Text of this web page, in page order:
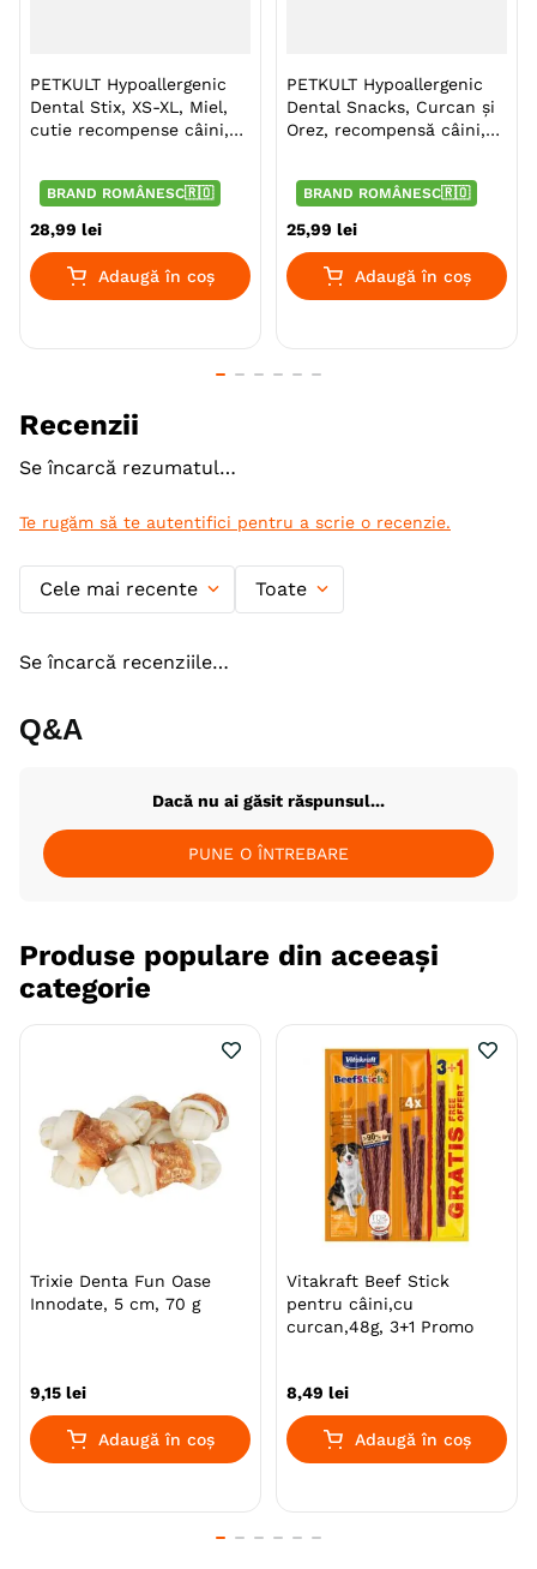
PETKULT Hypoallergenic
Dental Stix, XS-XL, Miel,
cutie recompense câini,
BRAND ROMÂNESC🇷🇴
28,99 lei
Adaugă în coș
PETKULT Hypoallergenic
Dental Snacks, Curcan şi
Orez, recompensă câini,
BRAND ROMÂNESC🇷🇴
25,99 lei
Adaugă în coș
Recenzii
Se încarcă rezumatul…
Te rugăm să te autentifici pentru a scrie o recenzie.
Cele mai recente Toate
Se încarcă recenziile…
Q&A
Dacă nu ai găsit răspunsul...
PUNE O ÎNTREBARE
Produse populare din aceeași
categorie
Trixie Denta Fun Oase
Innodate, 5 cm, 70 g
9,15 lei
Adaugă în coș
Vitakraft Beef Stick
pentru câini,cu
curcan,48g, 3+1 Promo
8,49 lei
Adaugă în coș